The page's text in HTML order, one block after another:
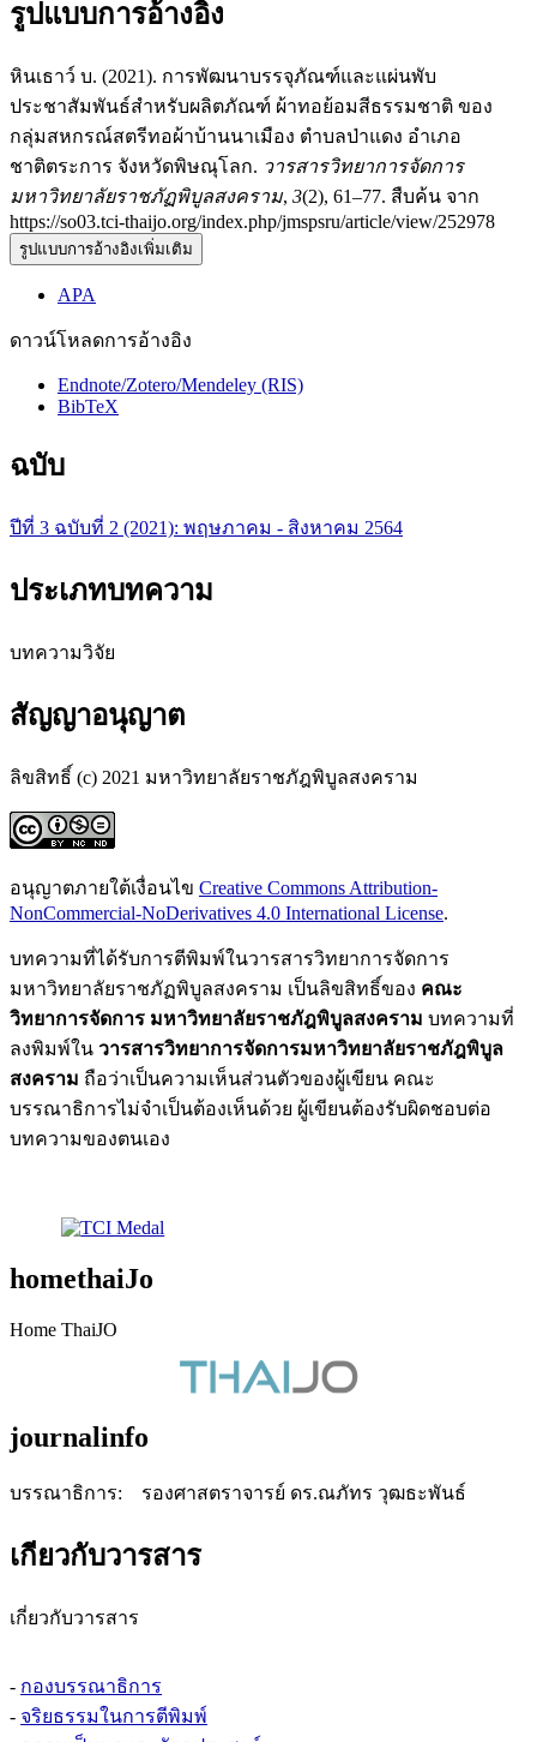
รูปแบบการอ้างอิง
หินเธาว์ บ. (2021). การพัฒนาบรรจุภัณฑ์และแผ่นพับ
ประชาสัมพันธ์สำหรับผลิตภัณฑ์ ผ้าทอย้อมสีธรรมชาติ ของ
กลุ่มสหกรณ์สตรีทอผ้าบ้านนาเมือง ตำบลป่าแดง อำเภอ
ชาติตระการ จังหวัดพิษณุโลก. วารสารวิทยาการจัดการ
มหาวิทยาลัยราชภัฏพิบูลสงคราม, 3(2), 61–77. สืบค้น จาก
https://so03.tci-thaijo.org/index.php/jmspsru/article/view/252978
รูปแบบการอ้างอิงเพิ่มเติม
APA
ดาวน์โหลดการอ้างอิง
Endnote/Zotero/Mendeley (RIS)
BibTeX
ฉบับ
ปีที่ 3 ฉบับที่ 2 (2021): พฤษภาคม - สิงหาคม 2564
ประเภทบทความ
บทความวิจัย
สัญญาอนุญาต
ลิขสิทธิ์ (c) 2021 มหาวิทยาลัยราชภัฎพิบูลสงคราม
อนุญาตภายใต้เงื่อนไข Creative Commons Attribution-
NonCommercial-NoDerivatives 4.0 International License.
บทความที่ได้รับการตีพิมพ์ในวารสารวิทยาการจัดการ
มหาวิทยาลัยราชภัฏพิบูลสงคราม เป็นลิขสิทธิ์ของ คณะ
วิทยาการจัดการ มหาวิทยาลัยราชภัฎพิบูลสงคราม บทความที่
ลงพิมพ์ใน วารสารวิทยาการจัดการมหาวิทยาลัยราชภัฎพิบูล
สงคราม ถือว่าเป็นความเห็นส่วนตัวของผู้เขียน คณะ
บรรณาธิการไม่จำเป็นต้องเห็นด้วย ผู้เขียนต้องรับผิดชอบต่อ
บทความของตนเอง
homethaiJo
Home ThaiJO
journalinfo
บรรณาธิการ: รองศาสตราจารย์ ดร.ณภัทร วุฒธะพันธ์
เกียวกับวารสาร
เกี่ยวกับวารสาร
- กองบรรณาธิการ
- จริยธรรมในการตีพิมพ์